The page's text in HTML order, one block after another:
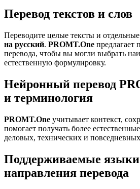
Перевод текстов и слов
Переводите целые тексты и отдельные
на русский. PROMT.One предлагает
перевода, чтобы вы могли выбрать
естественную формулировку.
Нейронный перевод
и терминология
PROMT.One учитывает контекст,
помогает получать более
деловых, технических и
Поддерживаемые
направления перевода